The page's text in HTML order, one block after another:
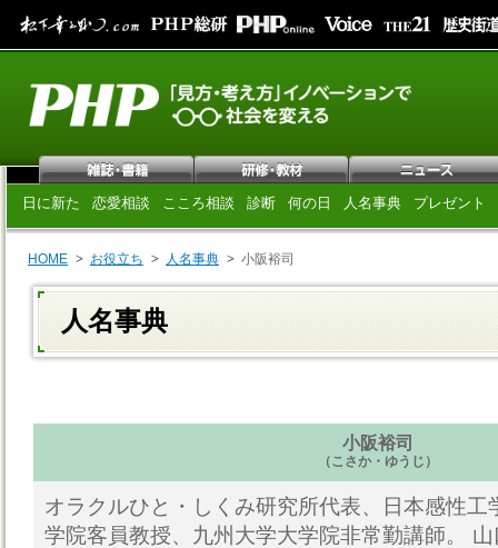
日に新た 恋愛相談 こころ相談 診断 何の日 人名事典 プレゼント
HOME お役立ち 人名事典 小阪裕司
人名事典
小阪裕司
（こさか・ゆうじ）
オラクルひと・しくみ研究所代表、日本感性工
学院客員教授、九州大学大学院非常勤講師。